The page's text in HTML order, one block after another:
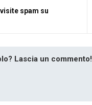
spam su
Lascia un commento!